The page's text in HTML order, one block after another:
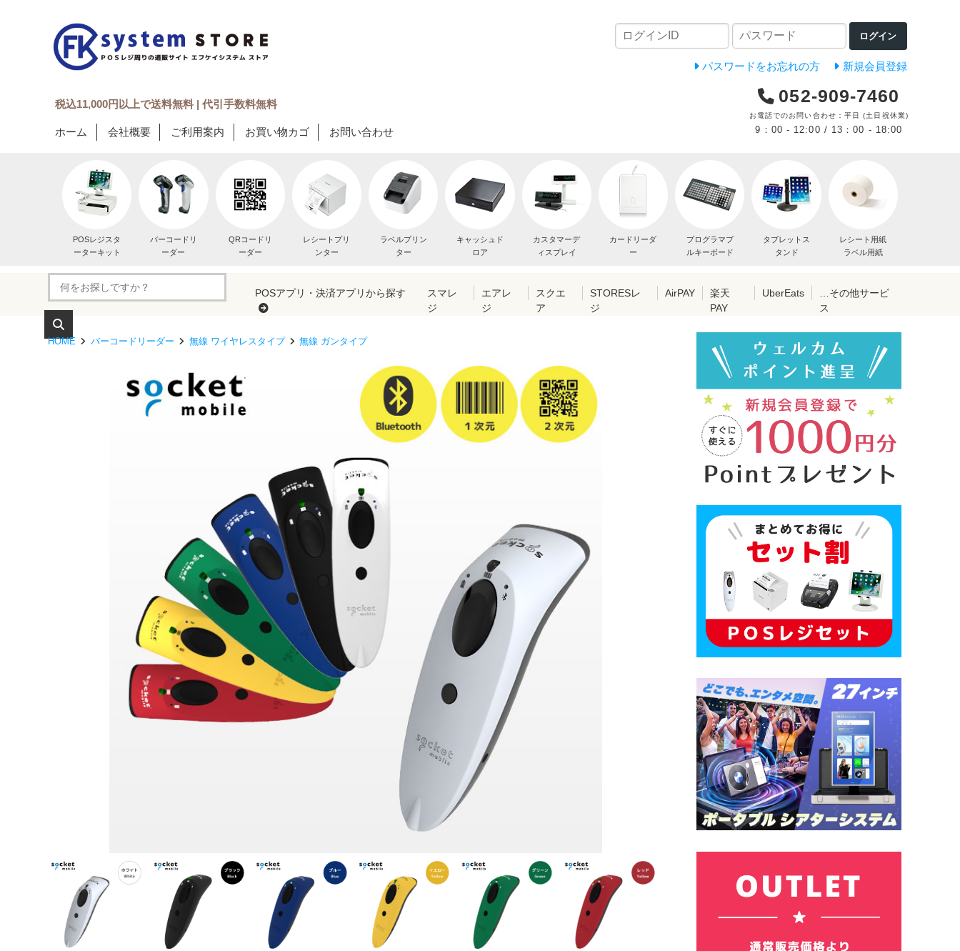
ログイン
パスワードをお忘れの方 新規会員登録
税込11,000円以上で送料無料 | 代引手数料無料
ホーム 会社概要 ご利用案内 お買い物カゴ お問い合わせ
052-909-7460
お電話でのお問い合わせ：平日 (土日祝休業)
9：00 - 12:00 / 13：00 - 18:00
POSレジスタ
ーターキット
バーコードリ
ーダー
QRコードリ
ーダー
レシートプリ
ンター
ラベルプリン
ター
キャッシュド
ロア
カスタマーデ
ィスプレイ
カードリーダ
ー
プログラマブ
ルキーボード
タブレットス
タンド
レシート用紙
ラベル用紙
POSアプリ・決済アプリから探す
スマレ
ジ
エアレ
ジ
スクエ
ア
STORESレ
ジ
AirPAY
楽天
PAY
UberEats
…その他サービ
ス
HOME バーコードリーダー 無線 ワイヤレスタイプ 無線 ガンタイプ